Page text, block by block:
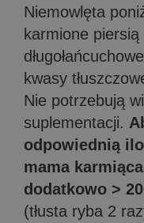
Niemowlęta
karmione
kwasy
Nie potrzebują
suplementacji.
odpowiednią
mama
dodatkowo >
(tłusta ryba 2